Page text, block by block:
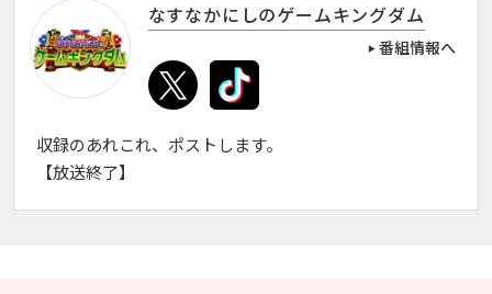
なすなかにしのゲームキングダム
番組情報へ
収録のあれこれ、ポストします。
【放送終了】